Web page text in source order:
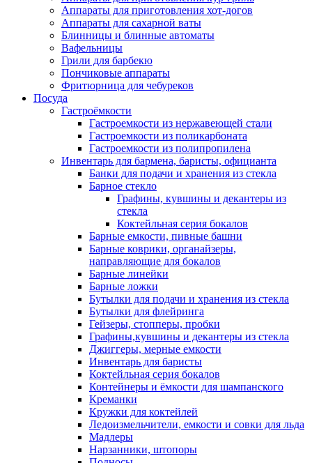
Аппараты для приготовления хот-догов
Аппараты для сахарной ваты
Блинницы и блинные автоматы
Вафельницы
Грили для барбекю
Пончиковые аппараты
Фритюрница для чебуреков
Посуда
Гастроёмкости
Гастроемкости из нержавеющей стали
Гастроемкости из поликарбоната
Гастроемкости из полипропилена
Инвентарь для бармена, баристы, официанта
Банки для подачи и хранения из стекла
Барное стекло
Графины, кувшины и декантеры из
стекла
Коктейльная серия бокалов
Барные емкости, пивные башни
Барные коврики, органайзеры,
направляющие для бокалов
Барные линейки
Барные ложки
Бутылки для подачи и хранения из стекла
Бутылки для флейринга
Гейзеры, стопперы, пробки
Графины,кувшины и декантеры из стекла
Джиггеры, мерные емкости
Инвентарь для баристы
Коктейльная серия бокалов
Контейнеры и ёмкости для шампанского
Креманки
Кружки для коктейлей
Ледоизмельчители, емкости и совки для льда
Мадлеры
Нарзанники, штопоры